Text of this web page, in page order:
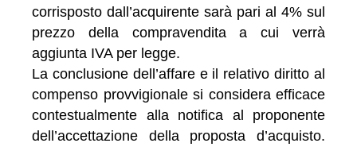
corrisposto dall’acquirente sarà pari al 4% sul
prezzo della compravendita a cui verrà
aggiunta IVA per legge.
La conclusione dell’affare e il relativo diritto al
compenso provvigionale si considera efficace
contestualmente alla notifica al proponente
dell’accettazione della proposta d’acquisto.